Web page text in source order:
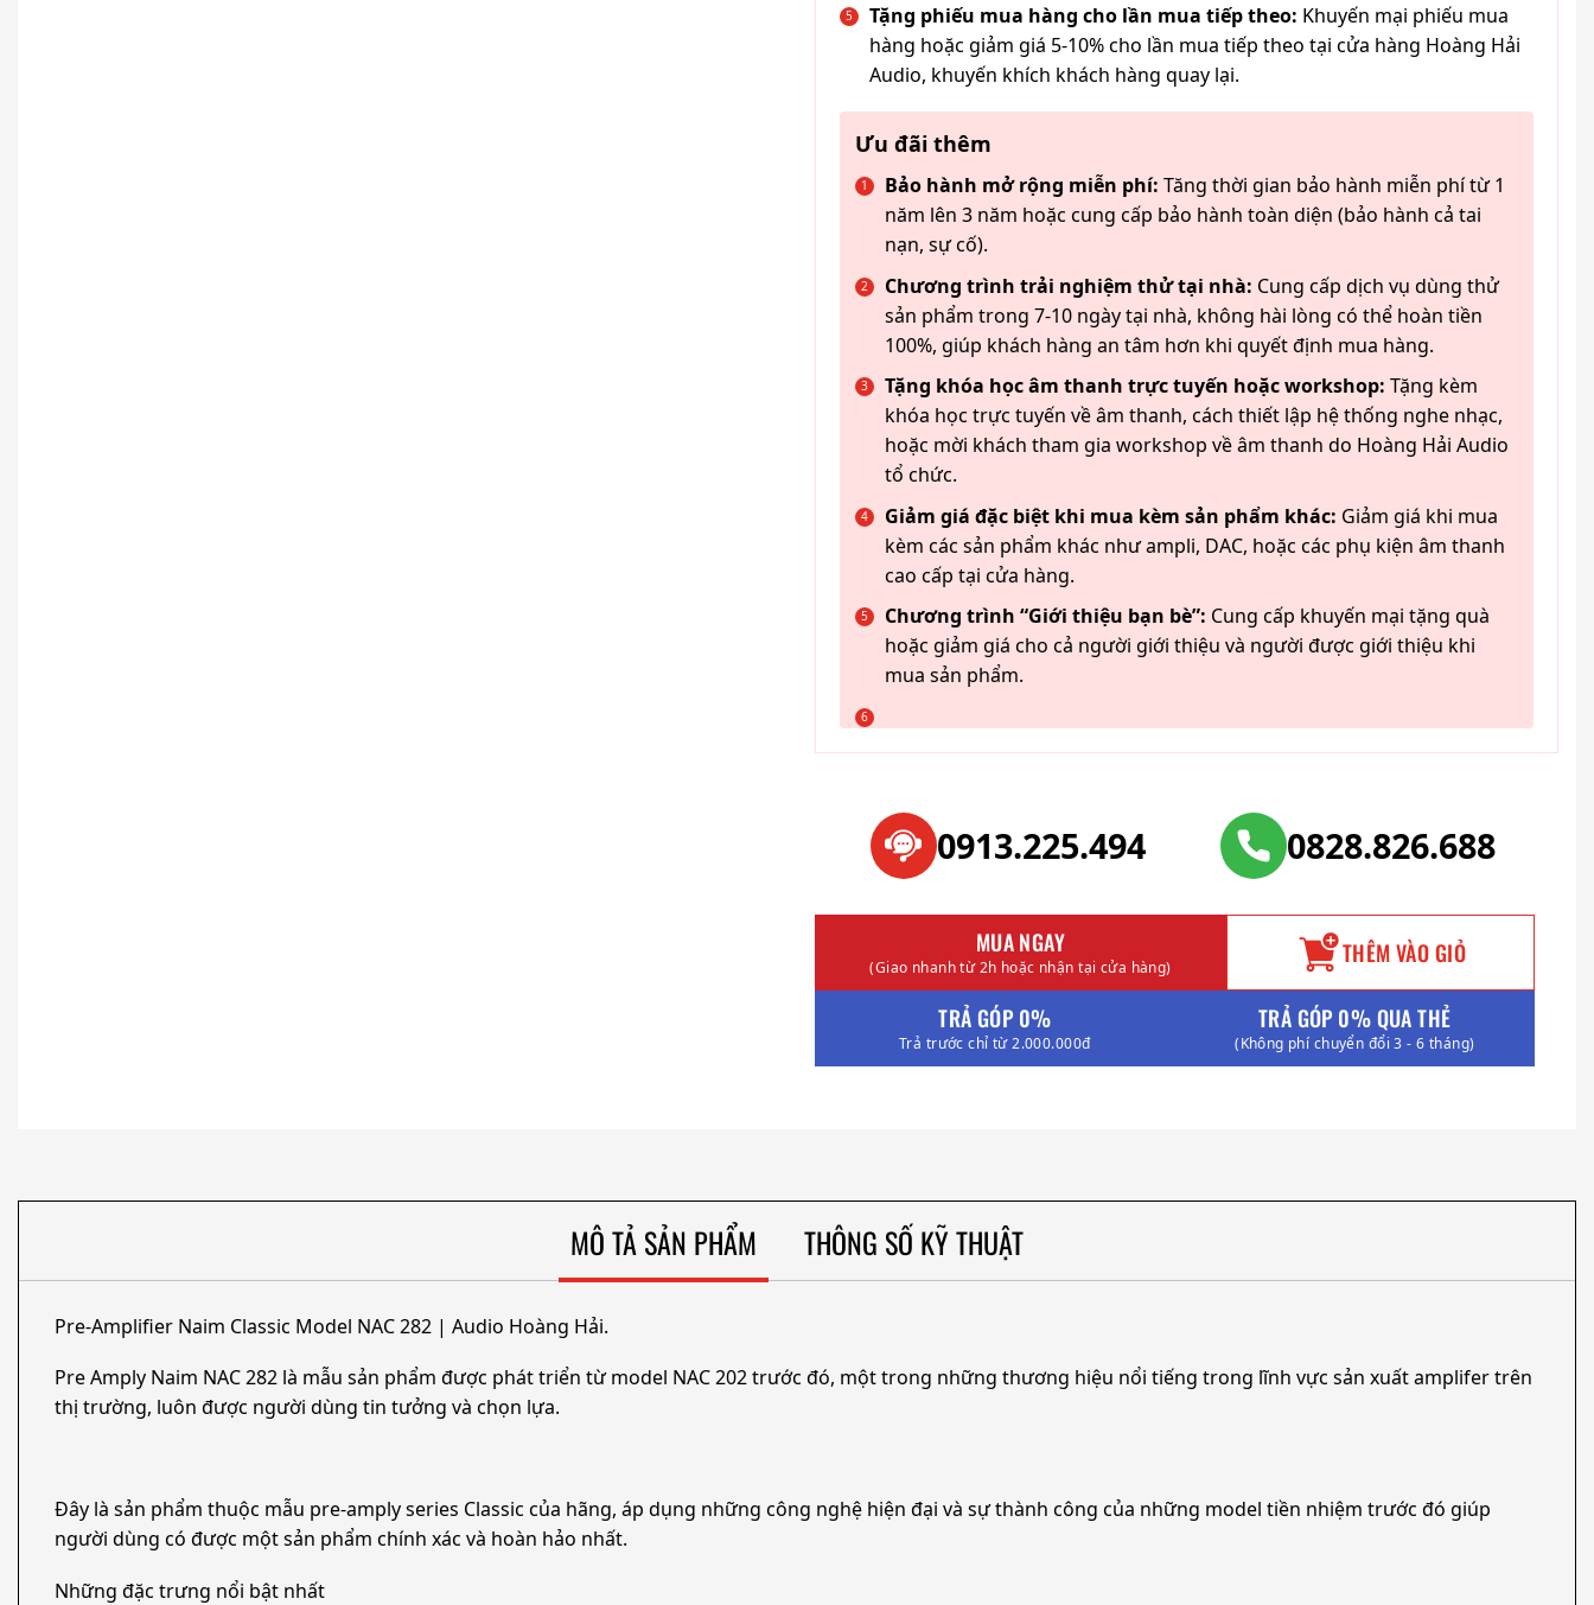
Tặng phiếu mua hàng cho lần mua tiếp theo: Khuyến mại phiếu mua
hàng hoặc giảm giá 5-10% cho lần mua tiếp theo tại cửa hàng Hoàng Hải
Audio, khuyến khích khách hàng quay lại.
Ưu đãi thêm
Bảo hành mở rộng miễn phí: Tăng thời gian bảo hành miễn phí từ 1
năm lên 3 năm hoặc cung cấp bảo hành toàn diện (bảo hành cả tai
nạn, sự cố).
Chương trình trải nghiệm thử tại nhà: Cung cấp dịch vụ dùng thử
sản phẩm trong 7-10 ngày tại nhà, không hài lòng có thể hoàn tiền
100%, giúp khách hàng an tâm hơn khi quyết định mua hàng.
Tặng khóa học âm thanh trực tuyến hoặc workshop: Tặng kèm
khóa học trực tuyến về âm thanh, cách thiết lập hệ thống nghe nhạc,
hoặc mời khách tham gia workshop về âm thanh do Hoàng Hải Audio
tổ chức.
Giảm giá đặc biệt khi mua kèm sản phẩm khác: Giảm giá khi mua
kèm các sản phẩm khác như ampli, DAC, hoặc các phụ kiện âm thanh
cao cấp tại cửa hàng.
Chương trình “Giới thiệu bạn bè”: Cung cấp khuyến mại tặng quà
hoặc giảm giá cho cả người giới thiệu và người được giới thiệu khi
mua sản phẩm.
0913.225.494 0828.826.688
MUA NGAY
(Giao nhanh từ 2h hoặc nhận tại cửa hàng) THÊM VÀO GIỎ
TRẢ GÓP 0%
Trả trước chỉ từ 2.000.000đ
TRẢ GÓP 0% QUA THẺ
(Không phí chuyển đổi 3 - 6 tháng)
MÔ TẢ SẢN PHẨM THÔNG SỐ KỸ THUẬT
Pre-Amplifier Naim Classic Model NAC 282 | Audio Hoàng Hải.
Pre Amply Naim NAC 282 là mẫu sản phẩm được phát triển từ model NAC 202 trước đó, một trong những thương hiệu nổi tiếng trong lĩnh vực sản xuất amplifer trên
thị trường, luôn được người dùng tin tưởng và chọn lựa.
Đây là sản phẩm thuộc mẫu pre-amply series Classic của hãng, áp dụng những công nghệ hiện đại và sự thành công của những model tiền nhiệm trước đó giúp
người dùng có được một sản phẩm chính xác và hoàn hảo nhất.
Những đặc trưng nổi bật nhất